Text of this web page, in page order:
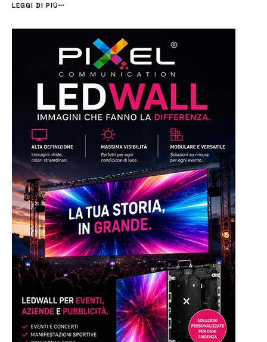
Enrico Mincone, militari effettivi al Nucleo elicotteri Cara...
LEGGI DI PIÙ